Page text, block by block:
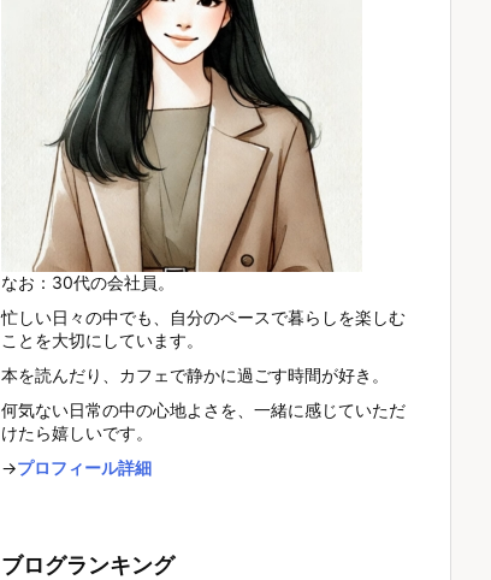
なお：30代の会社員。
忙しい日々の中でも、自分のペースで暮らしを楽しむ
ことを大切にしています。
本を読んだり、カフェで静かに過ごす時間が好き。
何気ない日常の中の心地よさを、一緒に感じていただ
けたら嬉しいです。
→プロフィール詳細
ブログランキング